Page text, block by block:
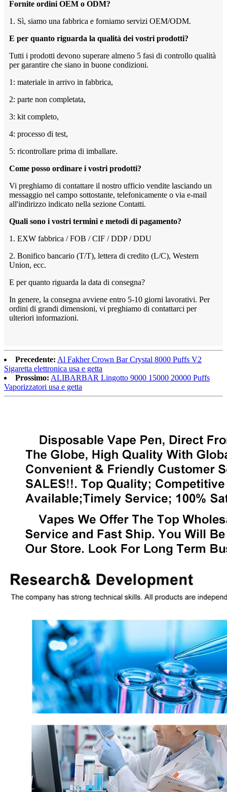
Fornite ordini OEM o ODM?
1. Sì, siamo una fabbrica e forniamo servizi OEM/ODM.
E per quanto riguarda la qualità dei vostri prodotti?
Tutti i prodotti devono superare almeno 5 fasi di controllo qualità
per garantire che siano in buone condizioni.
1: materiale in arrivo in fabbrica,
2: parte non completata,
3: kit completo,
4: processo di test,
5: ricontrollare prima di imballare.
Come posso ordinare i vostri prodotti?
Vi preghiamo di contattare il nostro ufficio vendite lasciando un
messaggio nel campo sottostante, telefonicamente o via e-mail
all'indirizzo indicato nella sezione Contatti.
Quali sono i vostri termini e metodi di pagamento?
1. EXW fabbrica / FOB / CIF / DDP / DDU
2. Bonifico bancario (T/T), lettera di credito (L/C), Western
Union, ecc.
E per quanto riguarda la data di consegna?
In genere, la consegna avviene entro 5-10 giorni lavorativi. Per
ordini di grandi dimensioni, vi preghiamo di contattarci per
ulteriori informazioni.
Precedente: Al Fakher Crown Bar Crystal 8000 Puffs V2
Sigaretta elettronica usa e getta
Prossimo: ALIBARBAR Lingotto 9000 15000 20000 Puffs
Vaporizzatori usa e getta